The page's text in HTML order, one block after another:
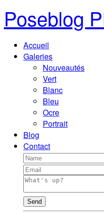
Poseblog
Accueil
Galeries
Nouveautés
Vert
Blanc
Bleu
Ocre
Portrait
Blog
Contact
Send